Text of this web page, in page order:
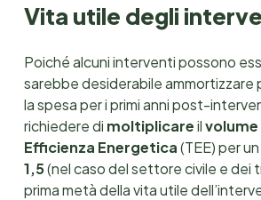
Vita utile degli
Poiché alcuni interventi possono
sarebbe desiderabile ammortizzare
la spesa per i primi anni post-
richiedere di moltiplicareilvolume
Efficienza Energetica(TEE) per
1,5(nel caso del settore civile e dei
prima metà della vita utile